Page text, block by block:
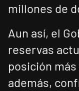
millones de
Aun así, el
reservas
posición
además,